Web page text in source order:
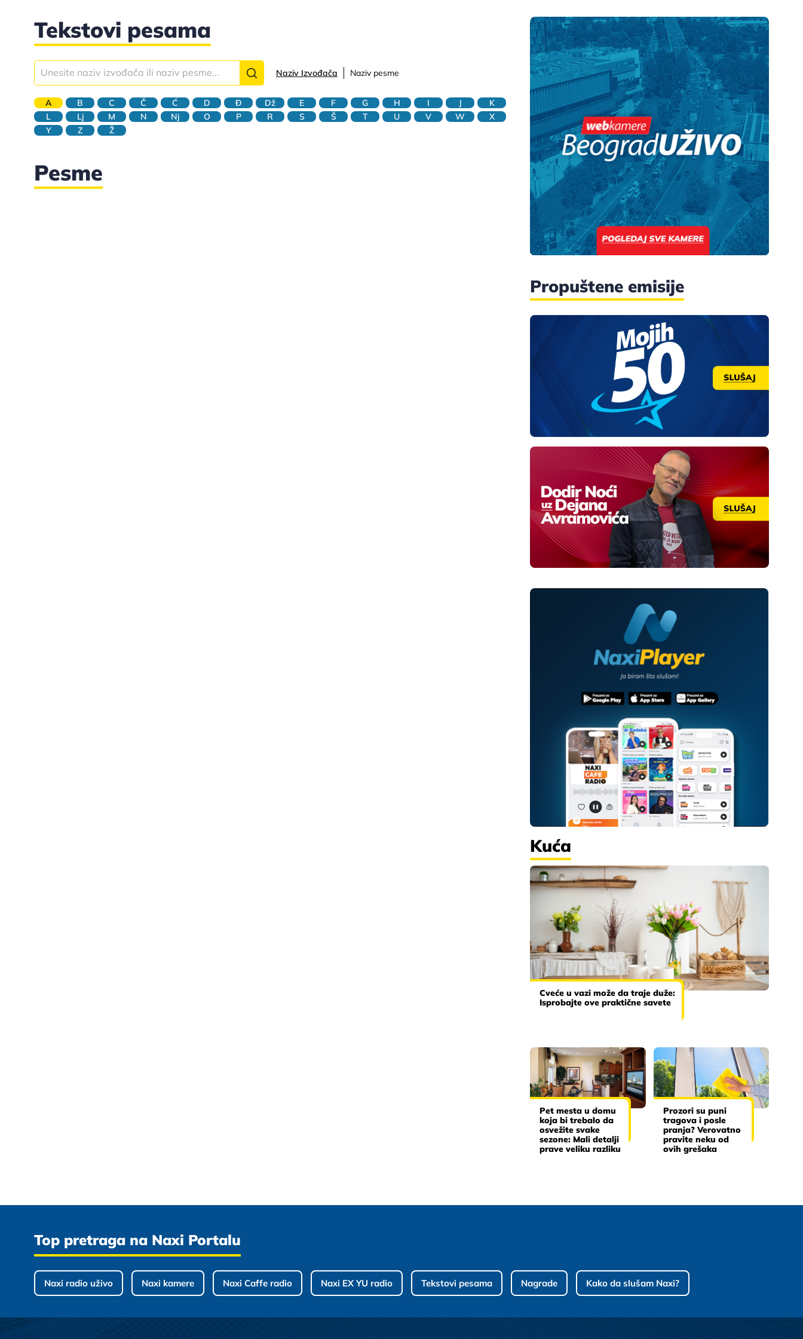
Tekstovi pesama
Naziv Izvođača Naziv pesme
A B C Č Ć D Đ Dž E F G H I J
K
L
Lj M N Nj O P R S Š T U V W
X
Y
Z Ž
Pesme
Propuštene emisije
Kuća
Cveće u vazi može da traje duže:
Isprobajte ove praktične savete
Pet mesta u domu
koja bi trebalo da
osvežite svake
sezone: Mali detalji
prave veliku razliku
Prozori su puni
tragova i posle
pranja? Verovatno
pravite neku od
ovih grešaka
Top pretraga na Naxi Portalu
Naxi radio uživo Naxi kamere Naxi Caffe radio Naxi EX YU radio Tekstovi pesama Nagrade Kako da slušam Naxi?